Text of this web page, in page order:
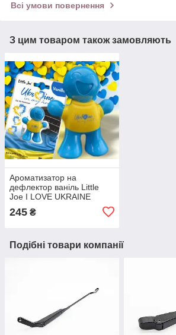
Всі умови повернення
З цим товаром також замовляють
Ароматизатор на
дефлектор ваніль Little
Joe I LOVE UKRAINE
245 ₴
Подібні товари компанії